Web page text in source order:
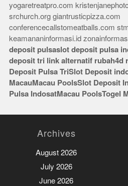
yogaretreatpro.com
srchurch.org giantrusticpizza.com
conferencecallstomeatballs.com
keamananinformasi.id
deposit pulsaslot deposit pulsa
deposit tri link alternatif rubah4d
Deposit Pulsa TriSlot Deposit
MacauMacau PoolsSlot Deposit
Pulsa IndosatMacau PoolsTogel
Archives
August 2026
July 2026
June 2026